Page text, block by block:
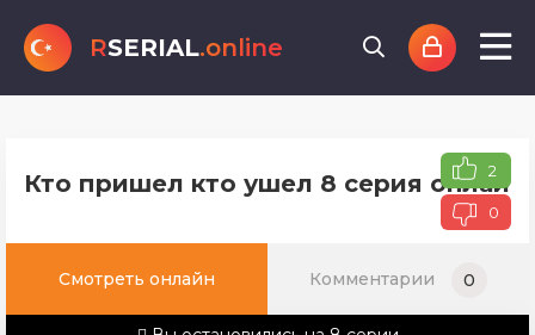
RSERIAL.online
Кто пришел кто ушел 8 серия онлайн
2
0
Смотреть онлайн Комментарии 0